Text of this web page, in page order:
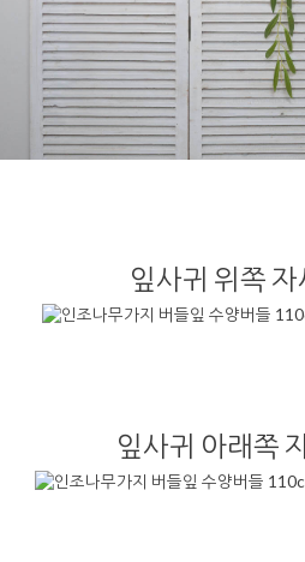
잎사귀 위쪽 자
잎사귀 아래쪽